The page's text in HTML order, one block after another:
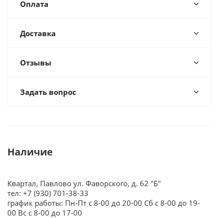
Оплата
Доставка
Отзывы
Задать вопрос
Наличие
Квартал, Павлово ул. Фаворского, д. 62 "Б"
тел: +7 (930) 701-38-33
график работы: Пн-Пт с 8-00 до 20-00 Сб с 8-00 до 19-
00 Вс с 8-00 до 17-00